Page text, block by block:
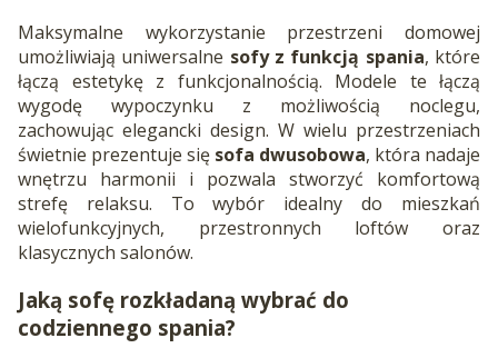
Maksymalne wykorzystanie przestrzeni domowej
umożliwiają uniwersalne sofy z funkcją spania, które
łączą estetykę z funkcjonalnością. Modele te łączą
wygodę wypoczynku z możliwością noclegu,
zachowując elegancki design. W wielu przestrzeniach
świetnie prezentuje się sofa dwusobowa, która nadaje
wnętrzu harmonii i pozwala stworzyć komfortową
strefę relaksu. To wybór idealny do mieszkań
wielofunkcyjnych, przestronnych loftów oraz
klasycznych salonów.
Jaką sofę rozkładaną wybrać do
codziennego spania?